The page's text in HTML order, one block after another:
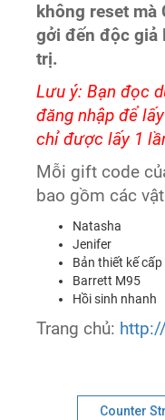
không reset mà
gởi đến độc giả
trị.
Lưu ý: Bạn đọc
đăng nhập để
chỉ được lấy 1
Mỗi gift code
bao gồm các
Natasha
Jenifer
Bản thiết kế
Barrett M95
Hồi sinh nhanh
Trang chủ:
Counter